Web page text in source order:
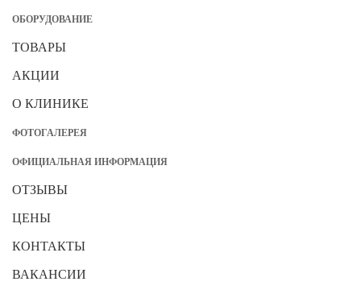
ОБОРУДОВАНИЕ
ТОВАРЫ
АКЦИИ
О КЛИНИКЕ
ФОТОГАЛЕРЕЯ
ОФИЦИАЛЬНАЯ ИНФОРМАЦИЯ
ОТЗЫВЫ
ЦЕНЫ
КОНТАКТЫ
ВАКАНСИИ